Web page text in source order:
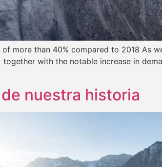
more than 40% compared to 2018 As
with the notable increase in
nuestra historia